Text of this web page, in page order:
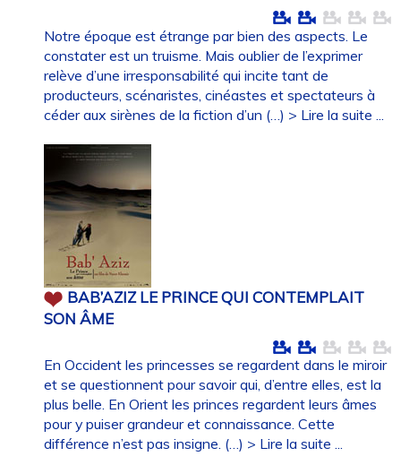
Notre époque est étrange par bien des aspects. Le
constater est un truisme. Mais oublier de l’exprimer
relève d’une irresponsabilité qui incite tant de
producteurs, scénaristes, cinéastes et spectateurs à
céder aux sirènes de la fiction d’un (…) > Lire la suite ...
BAB’AZIZ LE PRINCE QUI CONTEMPLAIT
SON ÂME
En Occident les princesses se regardent dans le miroir
et se questionnent pour savoir qui, d’entre elles, est la
plus belle. En Orient les princes regardent leurs âmes
pour y puiser grandeur et connaissance. Cette
différence n’est pas insigne. (…) > Lire la suite ...